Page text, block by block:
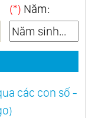
Là Hạnh
Thân Mình
Rộng, Mệnh
Cảm Vượt
(*) Năm:
các con số -